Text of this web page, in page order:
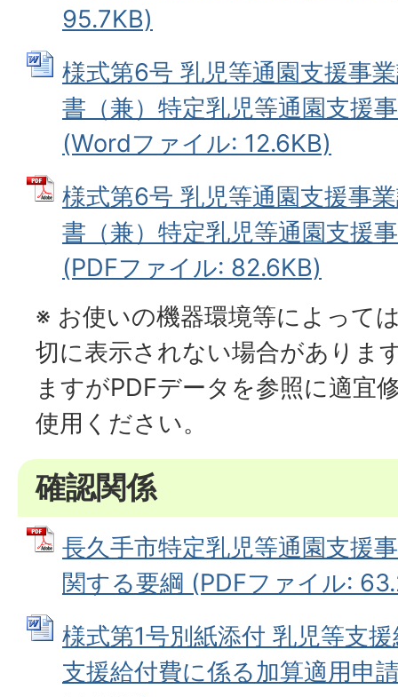
95.7KB)
様式第6号 乳児等通園支援事
書（兼）特定乳児等通園支援
(Wordファイル: 12.6KB)
様式第6号 乳児等通園支援事
書（兼）特定乳児等通園支援
(PDFファイル: 82.6KB)
※ お使いの機器環境等によって
切に表示されない場合がありま
ますがPDFデータを参照に適宜
使用ください。
確認関係
長久手市特定乳児等通園支援
関する要綱 (PDFファイル:
様式第1号別紙添付 乳児等支
支援給付費に係る加算適用申